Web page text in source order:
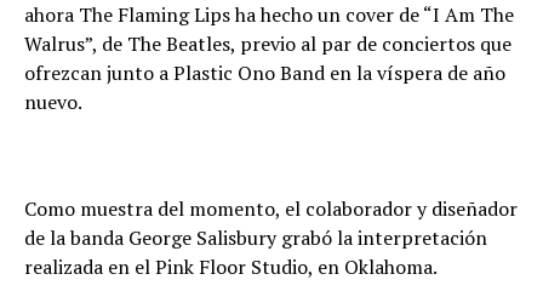
ahora The Flaming Lips ha hecho un cover de “I Am The
Walrus”, de The Beatles, previo al par de conciertos que
ofrezcan junto a Plastic Ono Band en la víspera de año
nuevo.
Como muestra del momento, el colaborador y diseñador
de la banda George Salisbury grabó la interpretación
realizada en el Pink Floor Studio, en Oklahoma.